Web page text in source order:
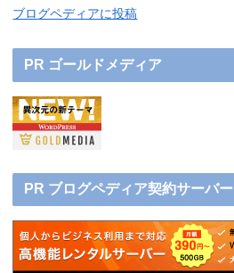
ブログペディアに投稿
PR ゴールドメディア
PR ブログペディア契約サーバー